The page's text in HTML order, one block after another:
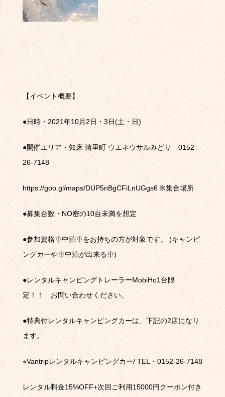
【イベント概要】
●日時・ 2021年10月2日・ 3日(土・日)
●開催エリア・知床 清里町 ウエネウサルみどり 0152-
26-7148
https://goo.gl/maps/DUP5nBgCFiLnUGgs6 ※集合場所
●募集台数・ NO密の10台未満を想定
●参加資格車中泊車をお持ちの方が対象です。 (キャンピ
ングカーや車中泊が出来る車)
●レンタルキャンピングトレーラーMobiHo1 台限
定！！ お問い合わせください。
●特典付レンタルキャンピングカーは、下記の2店になり
ます。
⭐︎Vantripレンタルキャンピングカー/ TEL ・ 0152-26-7148
レンタル料金15%OFF+次回ご利用15000円クーポン付き